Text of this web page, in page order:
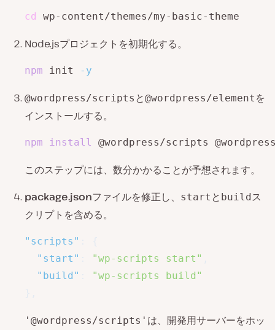
cd
Node.jsプロジェクトを初期化する。
npm init -y
@wordpress/scripts と@wordpress/element を
インストールする。
npm install @wordpress/scripts
このステップには、数分かかることが予想されます。
package.jsonファイルを修正し、 start と buildス
クリプトを含める。
"scripts"
"start"
"wp-scripts start"
"build"
"wp-scripts build"
'@wordpress/scripts' は、開発用サーバーをホッ